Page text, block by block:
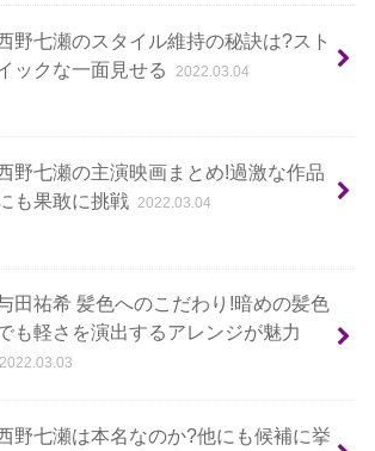
野七瀬のスタイル維持の秘訣は?スト
ックな一面見せる
2022.03.04
野七瀬の主演映画まとめ!過激な作品
も果敢に挑戦
2022.03.04
田祐希 髪色へのこだわり!暗めの髪色
も軽さを演出するアレンジが魅力
2022.03.03
野七瀬は本名なのか?他にも候補に挙